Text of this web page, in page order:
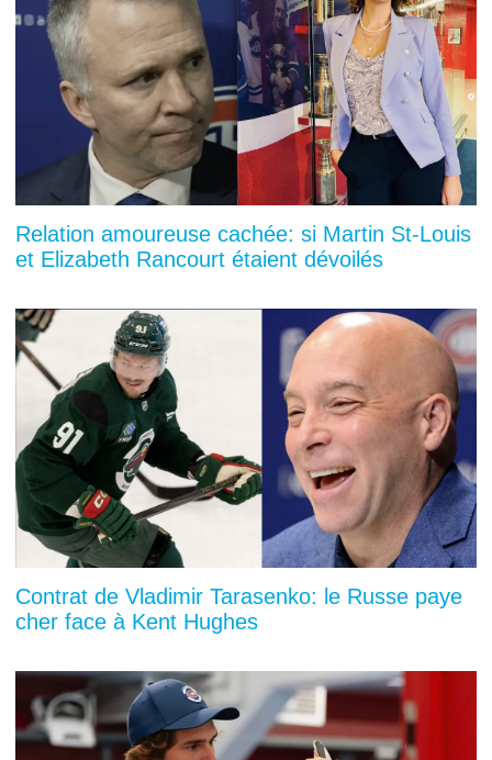
Relation amoureuse cachée: si Martin St-Louis
et Elizabeth Rancourt étaient dévoilés
Contrat de Vladimir Tarasenko: le Russe paye
cher face à Kent Hughes